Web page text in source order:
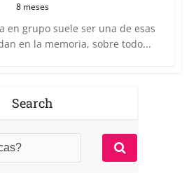
8 meses
en grupo suele ser una de esas
en la memoria, sobre todo...
Search